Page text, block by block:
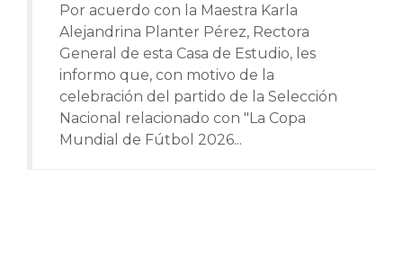
Por acuerdo con la Maestra Karla
Alejandrina Planter Pérez, Rectora
General de esta Casa de Estudio, les
informo que, con motivo de la
celebración del partido de la Selección
Nacional relacionado con "La Copa
Mundial de Fútbol 2026...